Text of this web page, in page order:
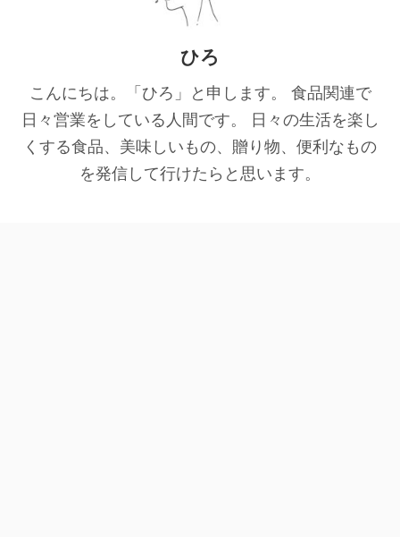
ひろ
こんにちは。「ひろ」と申します。 食品関連で
日々営業をしている人間です。 日々の生活を楽し
くする食品、美味しいもの、贈り物、便利なもの
を発信して行けたらと思います。